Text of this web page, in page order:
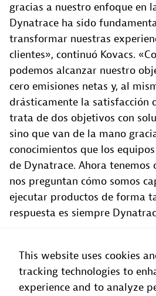
gracias a nuestro enfoque en
Dynatrace ha sido
transformar nuestras
clientes», continuó Kovacs.
podemos alcanzar nuestro
cero emisiones netas y, al
drásticamente la satisfacción
trata de dos objetivos con
sino que van de la mano
conocimientos que los
de Dynatrace. Ahora tenemos
nos preguntan cómo somos
ejecutar productos de forma
respuesta es siempre
This website uses cookies
tracking technologies to
experience and to analyze